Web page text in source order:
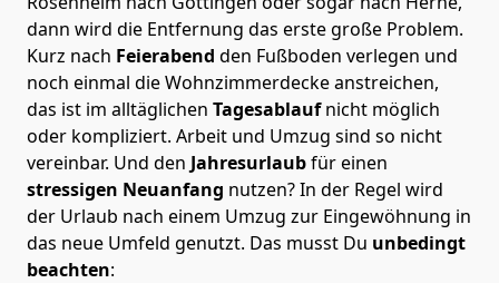
dann wird die Entfernung das erste große Problem.
Kurz nach Feierabend den Fußboden verlegen und
noch einmal die Wohnzimmerdecke anstreichen,
das ist im alltäglichen Tagesablaufnicht möglich
oder kompliziert. Arbeit und Umzug sind so nicht
vereinbar. Und den Jahresurlaubfür einen
stressigen Neuanfang nutzen? In der Regel wird
der Urlaub nach einem Umzug zur Eingewöhnung in
das neue Umfeld genutzt. Das musst Du unbedingt
beachten: